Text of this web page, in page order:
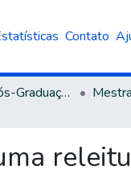
Contato
Programa de Pós-Graduação em Filosofia